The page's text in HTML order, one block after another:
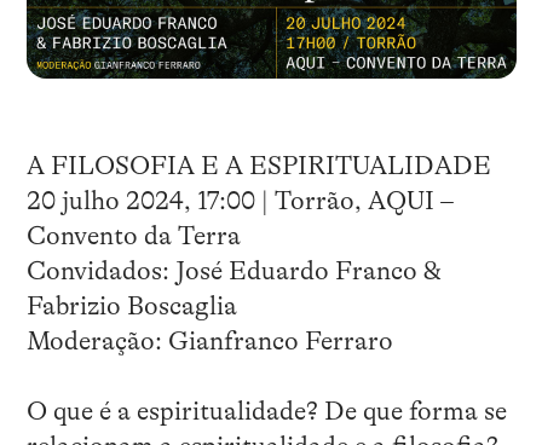
A FILOSOFIA E A ESPIRITUALIDADE
20 julho 2024, 17:00 | Torrão, AQUI –
Convento da Terra
Convidados: José Eduardo Franco &
Fabrizio Boscaglia
Moderação: Gianfranco Ferraro
O que é a espiritualidade? De que forma se